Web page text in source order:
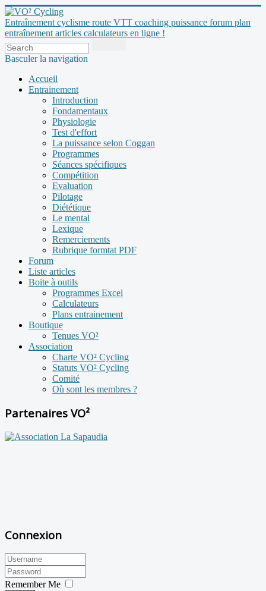
Entraînement cyclisme route VTT coaching puissance forum plan
entraînement articles calculateurs en ligne !
Basculer la navigation
Accueil
Entrainement
Introduction
Fondamentaux
Physiologie
Test d'effort
La puissance selon Coggan
Programmes
Séances spécifiques
Compétition
Evaluation
Pilotage
Diététique
Le mental
Lexique
Remerciements
Rubrique formtat PDF
Forum
Liste articles
Boite à outils
Programmes Excel
Calculateurs
Plans entrainement
Boutique
Tenues VO²
Association
Charte VO² Cycling
Statuts VO² Cycling
Comité
Où sont les membres ?
Partenaires VO²
Connexion
Remember Me